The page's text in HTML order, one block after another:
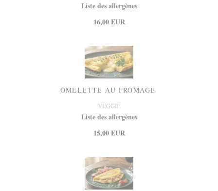
Liste des allergènes
16,00 EUR
OMELETTE AU FROMAGE
VEGGIE
Liste des allergènes
15,00 EUR